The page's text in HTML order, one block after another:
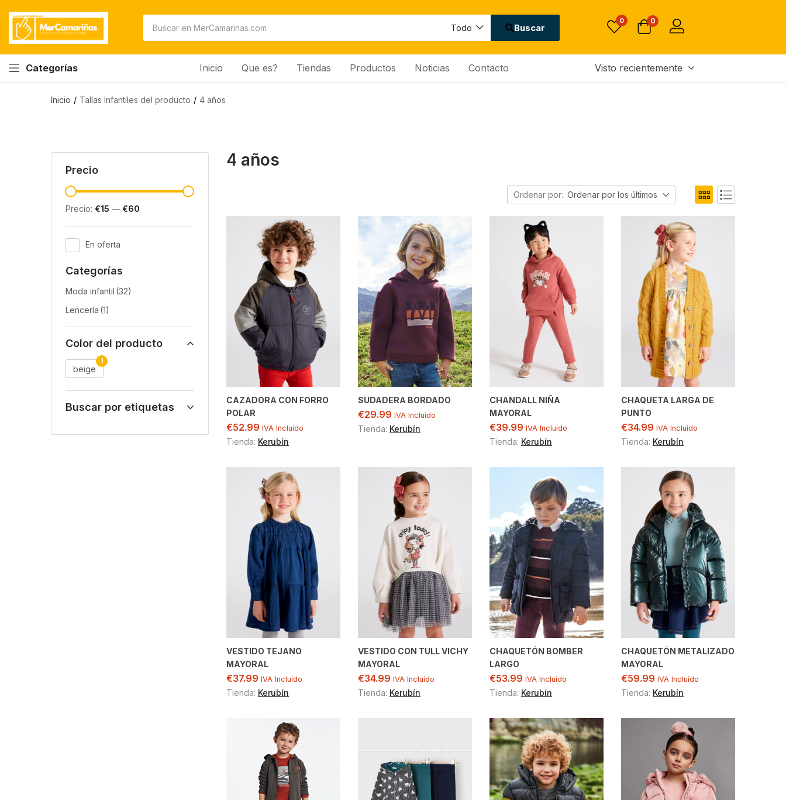
Todo Buscar
0 0
Categorías Inicio Que es? Tiendas Productos Noticias Contacto Visto recientemente
Inicio Tallas Infantiles del producto 4 años
Precio
Precio: €15 — €60
En oferta
Categorías
Moda infantil (32)
Lencería (1)
Color del producto
1
beige
Buscar por etiquetas
4 años
Ordenar por: Ordenar por los últimos
CAZADORA CON FORRO
POLAR
€52.99 IVA Incluído
Tienda: Kerubín
SUDADERA BORDADO
€29.99 IVA Incluído
Tienda: Kerubín
CHANDALL NIÑA
MAYORAL
€39.99 IVA Incluído
Tienda: Kerubín
CHAQUETA LARGA DE
PUNTO
€34.99 IVA Incluído
Tienda: Kerubín
VESTIDO TEJANO
MAYORAL
€37.99 IVA Incluído
Tienda: Kerubín
VESTIDO CON TULL VICHY
MAYORAL
€34.99 IVA Incluído
Tienda: Kerubín
CHAQUETÓN BOMBER
LARGO
€53.99 IVA Incluído
Tienda: Kerubín
CHAQUETÓN METALIZADO
MAYORAL
€59.99 IVA Incluído
Tienda: Kerubín